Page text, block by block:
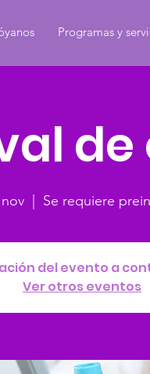
Programas y
  |
Se requiere
del evento a
Ver otros eventos